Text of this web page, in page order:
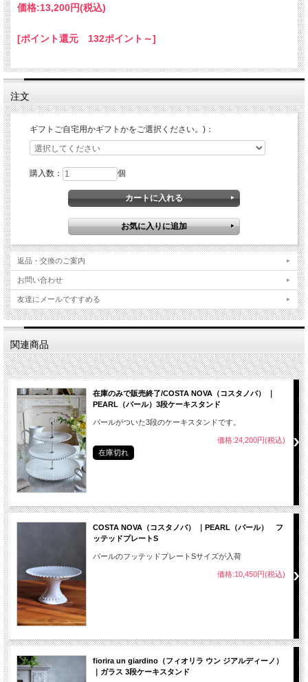
価格:13,200円(税込)
[ポイント還元 132ポイント～]
注文
ギフトご自宅用かギフトかをご選択ください。)：
購入数： 個
返品・交換のご案内
お問い合わせ
友達にメールですすめる
関連商品
在庫のみで販売終了/COSTA NOVA（コスタノバ） ｜
PEARL（パール）3段ケーキスタンド
パールがついた3段のケーキスタンドです。
価格:24,200円(税込)
在庫切れ
COSTA NOVA（コスタノバ） ｜PEARL（パール） フ
ッテッドプレートS
パールのフッテッドプレートSサイズが入荷
価格:10,450円(税込)
fiorira un giardino（フィオリラ ウン ジアルディーノ）
｜ガラス 3段ケーキスタンド